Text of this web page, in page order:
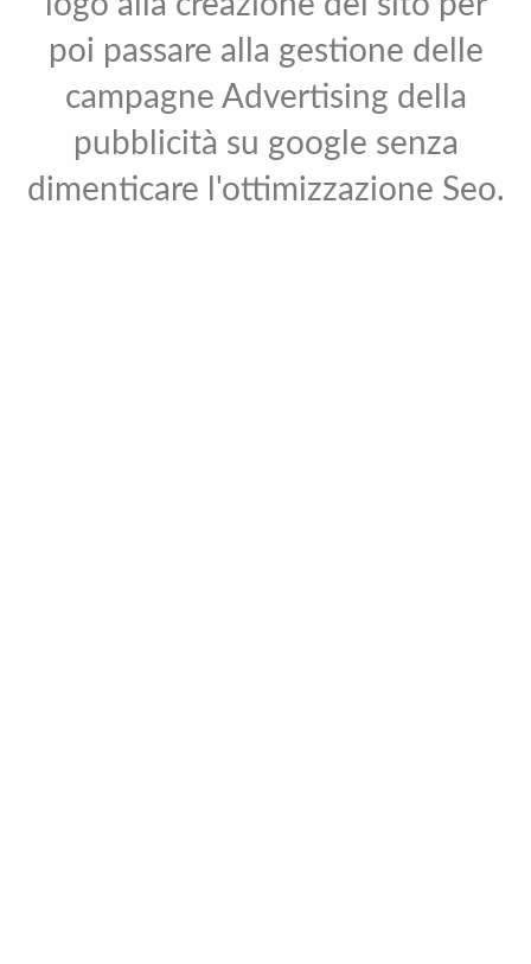
poi passare alla gestione delle
campagne Advertising della
pubblicità su google senza
dimenticare l'ottimizzazione Seo.